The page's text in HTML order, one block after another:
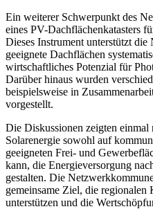
Ein weiterer Schwerpunkt des
eines PV-Dachflächenkatasters
Dieses Instrument unterstützt
geeignete Dachflächen
wirtschaftliches Potenzial für
Darüber hinaus wurden
beispielsweise in
vorgestellt.
Die Diskussionen zeigten einmal
Solarenergie sowohl auf
geeigneten Frei- und
kann, die Energieversorgung
gestalten. Die
gemeinsame Ziel, die
unterstützen und die